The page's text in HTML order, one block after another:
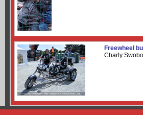
Freewheel
Charly